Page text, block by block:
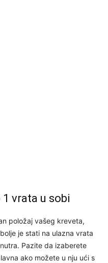
vrata u sobi
položaj vašeg kreveta,
je stati na ulazna vrata
Pazite da izaberete
ako možete u nju ući s